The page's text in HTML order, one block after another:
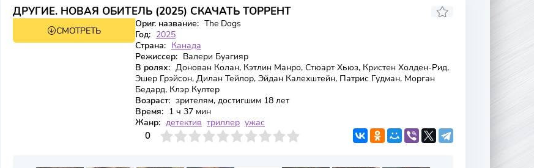
ДРУГИЕ. НОВАЯ ОБИТЕЛЬ (2025) СКАЧАТЬ ТОРРЕНТ
6.272 4.6
СМОТРЕТЬ
Ориг. название: The Dogs
Год: 2025
Страна: Канада
Режиссер: Валери Буагияр
В ролях: Донован Колан, Кэтлин Манро, Стюарт Хьюз, Кристен Холден-Рид,
Эшер Грэйсон, Дилан Тейлор, Эйдан Калехштейн, Патрис Гудман, Морган
Бедард, Клэр Култер
Возраст: зрителям, достигшим 18 лет
Время: 1 ч 37 мин
Жанр: детектив триллер ужас
0
4 6 7 8 9 10